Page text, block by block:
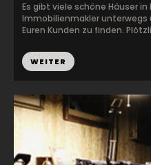
Es gibt viele schöne Häuser in
Immobilienmakler
Euren Kunden zu finden.
WEITER